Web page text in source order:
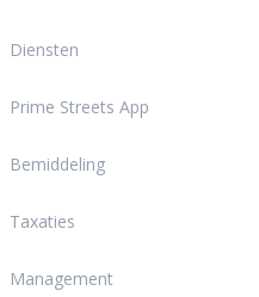
Diensten
Prime Streets App
Bemiddeling
Taxaties
Management